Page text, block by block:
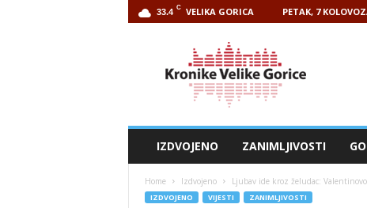
33.4 C VELIKA GORICA PETAK, 7
IZDVOJENO ZANIMLJIVOSTI
Home Izdvojeno Ljubav ide kroz želudac:
IZDVOJENO VIJESTI ZANIMLJIVOSTI